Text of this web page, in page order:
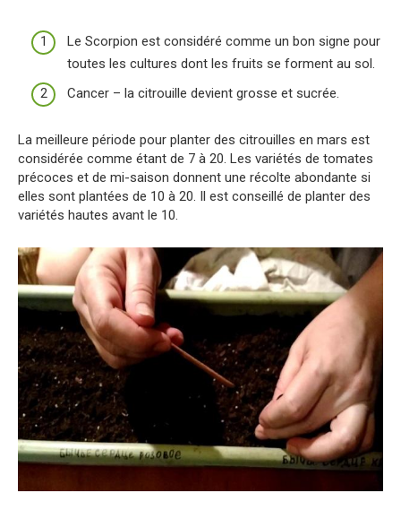
Le Scorpion est considéré comme un bon signe pour
toutes les cultures dont les fruits se forment au sol.
Cancer – la citrouille devient grosse et sucrée.
La meilleure période pour planter des citrouilles en mars est
considérée comme étant de 7 à 20. Les variétés de tomates
précoces et de mi-saison donnent une récolte abondante si
elles sont plantées de 10 à 20. Il est conseillé de planter des
variétés hautes avant le 10.